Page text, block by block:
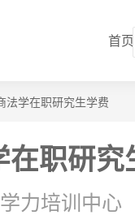
首页
法学在职研究生学费
在职研究
力培训中心